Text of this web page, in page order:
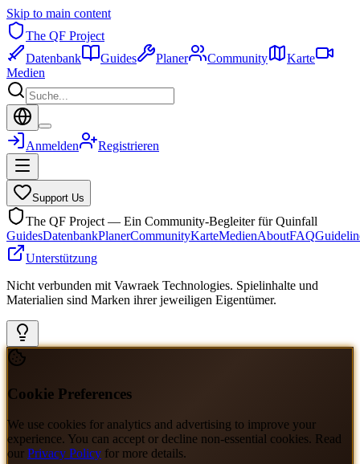
Skip to main content
The QF Project
Datenbank
Guides Planer Community
Karte
Medien
Anmelden Registrieren
Support Us
The QF Project — Ein Community-Begleiter für Quinfall
GuidesDatenbankPlanerCommunityKarteMedienAboutFAQ
Unterstützung
Nicht verbunden mit Vawraek Technologies. Spielinhalte und
Materialien sind Marken ihrer jeweiligen Eigentümer.
Cookie Preferences
We use cookies for analytics and advertising to improve your
experience. You can accept or decline non-essential cookies. Read
our Privacy Policy for more details.